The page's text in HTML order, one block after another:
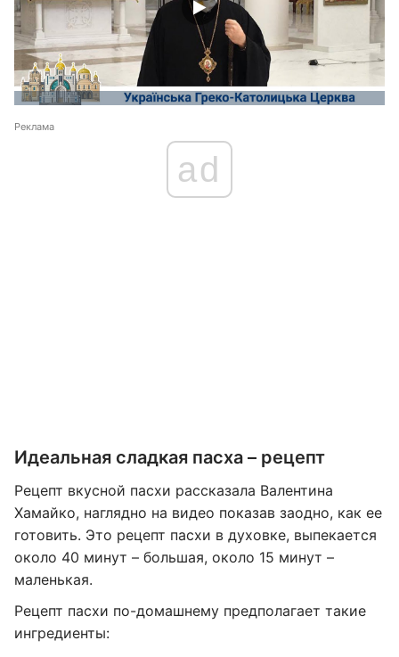
Реклама
ad
Идеальная сладкая пасха – рецепт
Рецепт вкусной пасхи рассказала Валентина
Хамайко, наглядно на видео показав заодно, как ее
готовить. Это рецепт пасхи в духовке, выпекается
около 40 минут – большая, около 15 минут –
маленькая.
Рецепт пасхи по-домашнему предполагает такие
ингредиенты: